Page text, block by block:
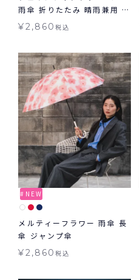
雨傘 折りたたみ 晴雨兼用 ギ
フト対象 Wpc.
¥2,860税込
NEW
メルティーフラワー 雨傘 長
傘 ジャンプ傘
¥2,860税込